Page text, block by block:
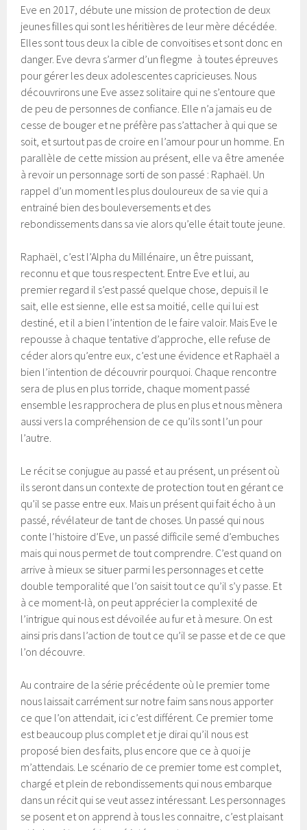
Eve en 2017, débute une mission de protection de deux
jeunes filles qui sont les héritières de leur mère décédée.
Elles sont tous deux la cible de convoitises et sont donc en
danger. Eve devra s’armer d’un flegme à toutes épreuves
pour gérer les deux adolescentes capricieuses. Nous
découvrirons une Eve assez solitaire qui ne s’entoure que
de peu de personnes de confiance. Elle n’a jamais eu de
cesse de bouger et ne préfère pas s’attacher à qui que se
soit, et surtout pas de croire en l’amour pour un homme. En
parallèle de cette mission au présent, elle va être amenée
à revoir un personnage sorti de son passé : Raphaël. Un
rappel d’un moment les plus douloureux de sa vie qui a
entrainé bien des bouleversements et des
rebondissements dans sa vie alors qu’elle était toute jeune.
Raphaël, c’est l’Alpha du Millénaire, un être puissant,
reconnu et que tous respectent. Entre Eve et lui, au
premier regard il s’est passé quelque chose, depuis il le
sait, elle est sienne, elle est sa moitié, celle qui lui est
destiné, et il a bien l’intention de le faire valoir. Mais Eve le
repousse à chaque tentative d’approche, elle refuse de
céder alors qu’entre eux, c’est une évidence et Raphaël a
bien l’intention de découvrir pourquoi. Chaque rencontre
sera de plus en plus torride, chaque moment passé
ensemble les rapprochera de plus en plus et nous mènera
aussi vers la compréhension de ce qu’ils sont l’un pour
l’autre.
Le récit se conjugue au passé et au présent, un présent où
ils seront dans un contexte de protection tout en gérant ce
qu’il se passe entre eux. Mais un présent qui fait écho à un
passé, révélateur de tant de choses. Un passé qui nous
conte l’histoire d’Eve, un passé difficile semé d’embuches
mais qui nous permet de tout comprendre. C’est quand on
arrive à mieux se situer parmi les personnages et cette
double temporalité que l’on saisit tout ce qu’il s’y passe. Et
à ce moment-là, on peut apprécier la complexité de
l’intrigue qui nous est dévoilée au fur et à mesure. On est
ainsi pris dans l’action de tout ce qu’il se passe et de ce que
l’on découvre.
Au contraire de la série précédente où le premier tome
nous laissait carrément sur notre faim sans nous apporter
ce que l’on attendait, ici c’est différent. Ce premier tome
est beaucoup plus complet et je dirai qu’il nous est
proposé bien des faits, plus encore que ce à quoi je
m’attendais. Le scénario de ce premier tome est complet,
chargé et plein de rebondissements qui nous embarque
dans un récit qui se veut assez intéressant. Les personnages
se posent et on apprend à tous les connaitre, c’est plaisant